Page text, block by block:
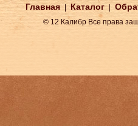
Главная Каталог
© 12 Калибр Все права